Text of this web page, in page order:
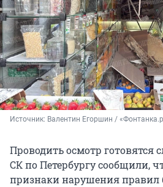
Источник: Валентин Егоршин /
Проводить осмотр готовятся
СК по Петербургу сообщили,
признаки нарушения правил